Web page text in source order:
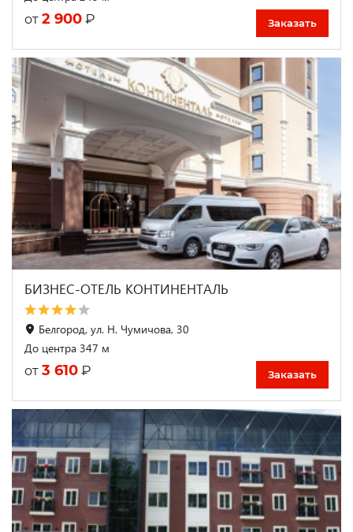
от 2 900 ₽ Заказать
БИЗНЕС-ОТЕЛЬ КОНТИНЕНТАЛЬ
Белгород, ул. Н. Чумичова, 30
До центра 347 м
от 3 610 ₽ Заказать